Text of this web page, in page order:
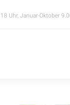
Uhr, Januar-Oktober